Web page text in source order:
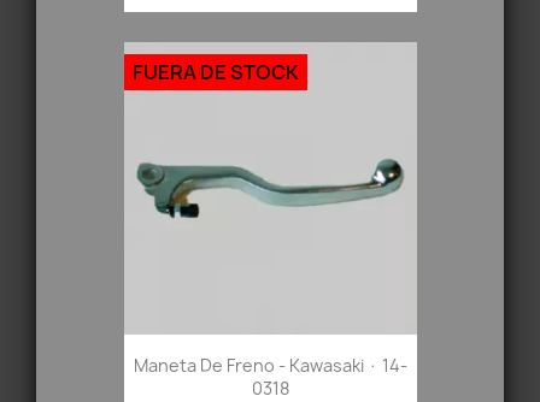
Maneta De Freno - Kawasaki · 14-
0318
FUERA DE STOCK